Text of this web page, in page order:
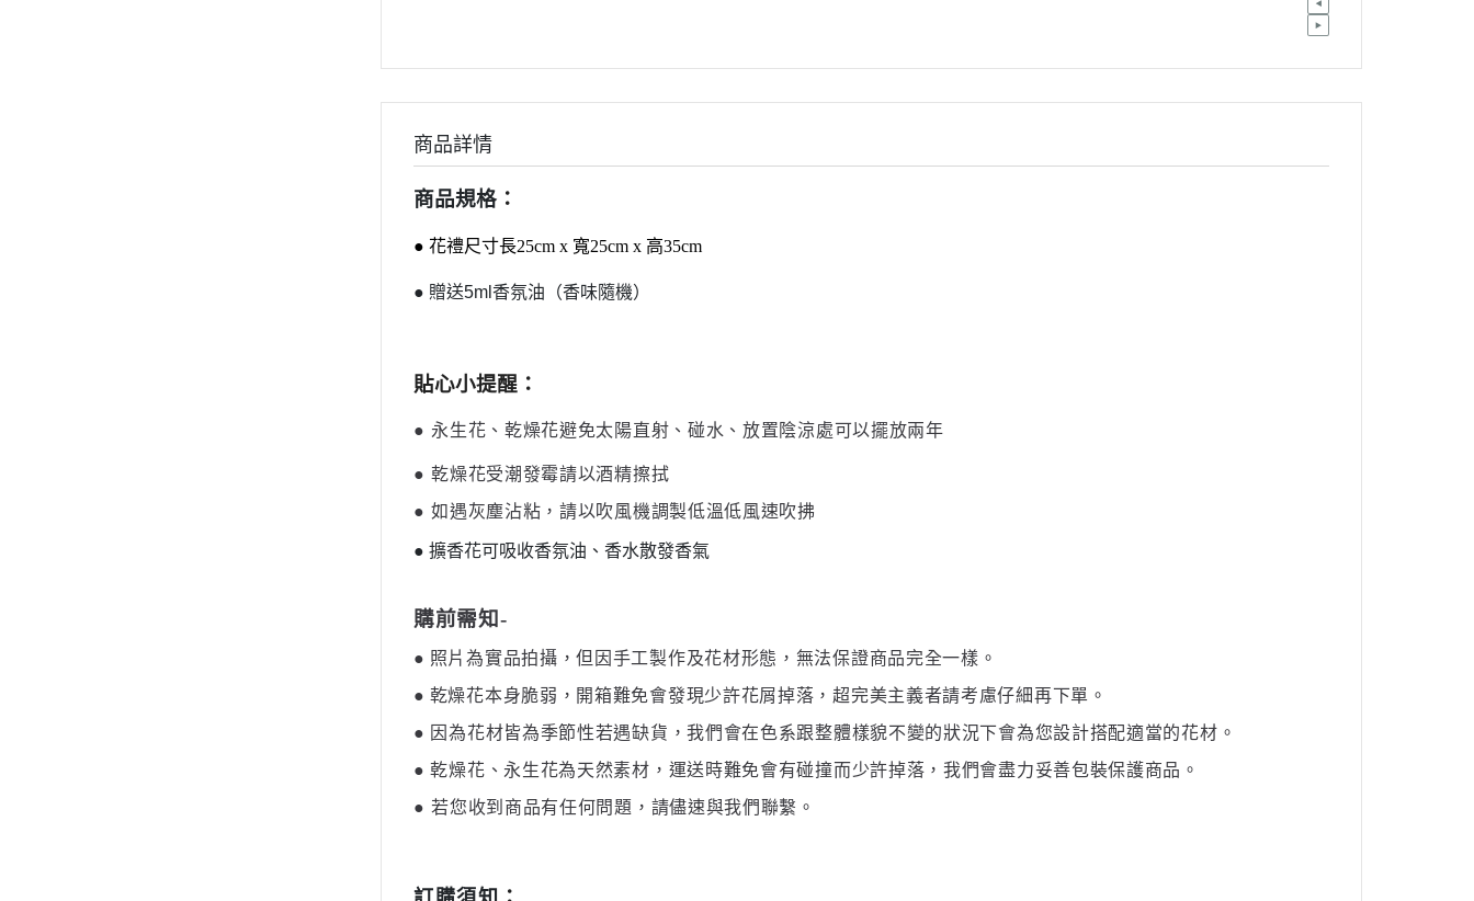
商品詳情
商品規格 ：
● 花禮尺寸長25cm x 寬25cm x 高35cm
● 贈送5ml香氛油（香味隨機）
貼心小提醒 ：
● 永生花 、 乾燥花避免太陽直射、碰水、放置陰涼處可以擺放兩年
● 乾燥花受潮發霉請以酒精擦拭
● 如遇灰塵沾粘，請以吹風機調製低溫低風速吹拂
● 擴香花可吸收香氛油、香水散發香氣
購前需知-
● 照片為實品拍攝，但因手工製作及花材形態，無法保證商品完全一樣。
● 乾燥花本身脆弱，開箱難免會發現少許花屑掉落，超完美主義者請考慮仔細再下單。
● 因為花材皆為季節性若遇缺貨，我們會在色系跟整體樣貌不變的狀況下會為您設計搭配適當的花材。
● 乾燥花、永生花為天然素材，運送時難免會有碰撞而少許掉落，我們會盡力妥善包裝保護商品。
●若您收到商品有任何問題，請儘速與我們聯繫。